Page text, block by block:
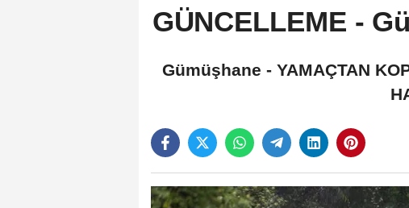
GÜNCELLEME -
Gümüşhane - YAMAÇTAN